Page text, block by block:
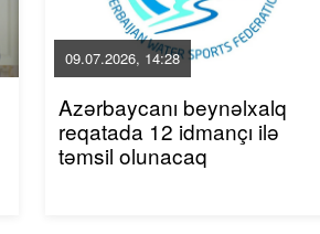
09.07.2026, 14:28
Azərbaycanı beynəlxalq
reqatada 12 idmançı ilə
təmsil olunacaq